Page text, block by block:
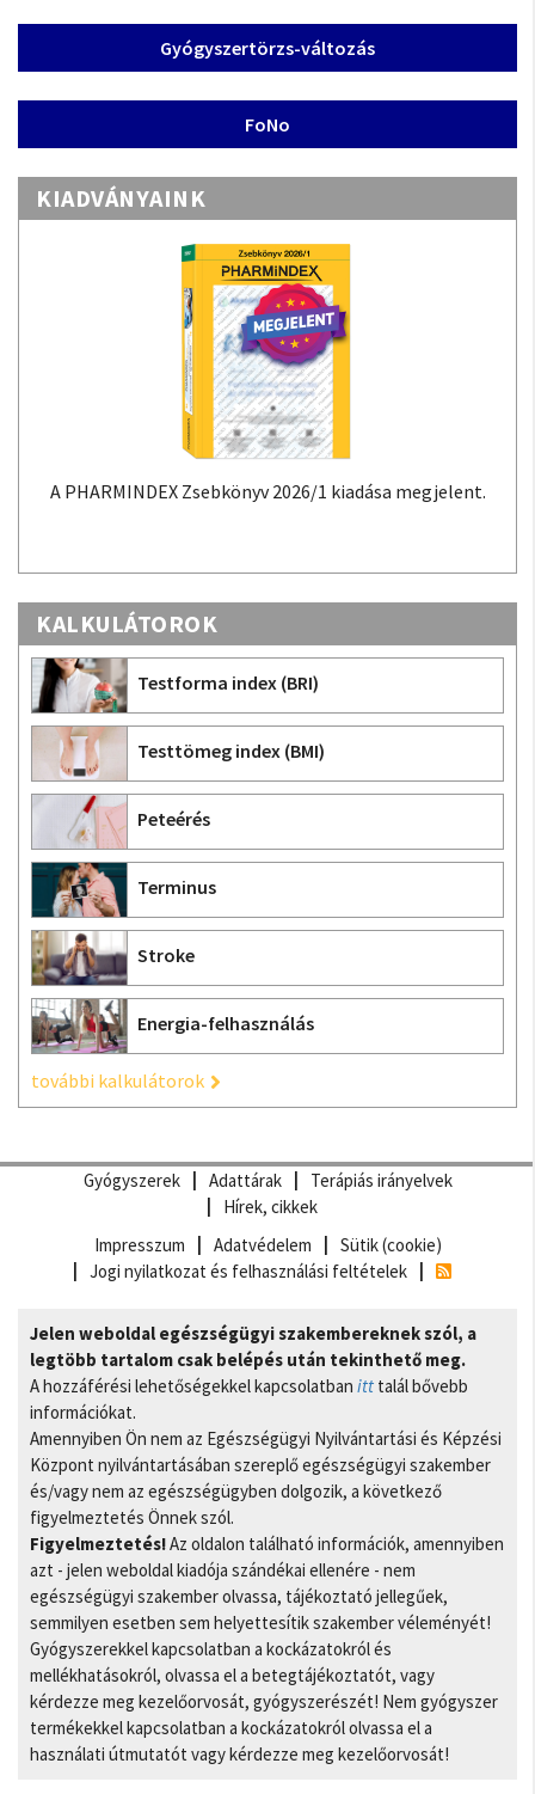
Gyógyszertörzs-változás
FoNo
KIADVÁNYAINK
A PHARMINDEX Zsebkönyv 2026/1 kiadása megjelent.
KALKULÁTOROK
Testforma index (BRI)
Testtömeg index (BMI)
Peteérés
Terminus
Stroke
Energia-felhasználás
további kalkulátorok
Gyógyszerek Adattárak
Terápiás irányelvek
Hírek, cikkek
Impresszum
Adatvédelem
Sütik (cookie)
Jogi nyilatkozat és felhasználási feltételek
Jelen weboldal egészségügyi szakembereknek szól, a
legtöbb tartalom csak belépés után tekinthető meg.
A hozzáférési lehetőségekkel kapcsolatban itt talál bővebb
információkat.
Amennyiben Ön nem az Egészségügyi Nyilvántartási és Képzési
Központ nyilvántartásában szereplő egészségügyi szakember
és/vagy nem az egészségügyben dolgozik, a következő
figyelmeztetés Önnek szól.
Figyelmeztetés!Az oldalon található információk, amennyiben
azt - jelen weboldal kiadója szándékai ellenére - nem
egészségügyi szakember olvassa, tájékoztató jellegűek,
semmilyen esetben sem helyettesítik szakember véleményét!
Gyógyszerekkel kapcsolatban a kockázatokról és
mellékhatásokról, olvassa el a betegtájékoztatót, vagy
kérdezze meg kezelőorvosát, gyógyszerészét! Nem gyógyszer
termékekkel kapcsolatban a kockázatokról olvassa el a
használati útmutatót vagy kérdezze meg kezelőorvosát!